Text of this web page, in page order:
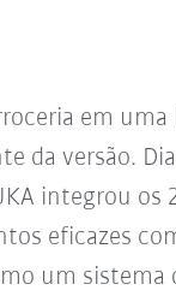
em
da versão.
integrou os
eficazes
um sistema